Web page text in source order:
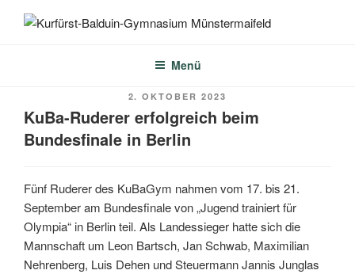
Inhalt
MÜNSTERMAIFELD
Menü
VERÖFFENTLICHT
2. OKTOBER 2023
KuBa-Ruderer erfolgreich beim
Bundesfinale in Berlin
Fünf Ruderer des KuBaGym nahmen vom 17. bis 21.
September am Bundesfinale von „Jugend trainiert für
Olympia“ in Berlin teil. Als Landessieger hatte sich die
Mannschaft um Leon Bartsch, Jan Schwab, Maximilian
Nehrenberg, Luis Dehen und Steuermann Jannis Junglas